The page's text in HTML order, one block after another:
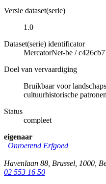
Versie dataset(serie)
1.0
Dataset(serie) identificator
MercatorNet-be /
Doel van vervaardiging
Bruikbaar voor
cultuurhistorische patronen
Status
compleet
eigenaar
Onroerend Erfgoed
Havenlaan 88 Brussel 1000
02 553 16 50